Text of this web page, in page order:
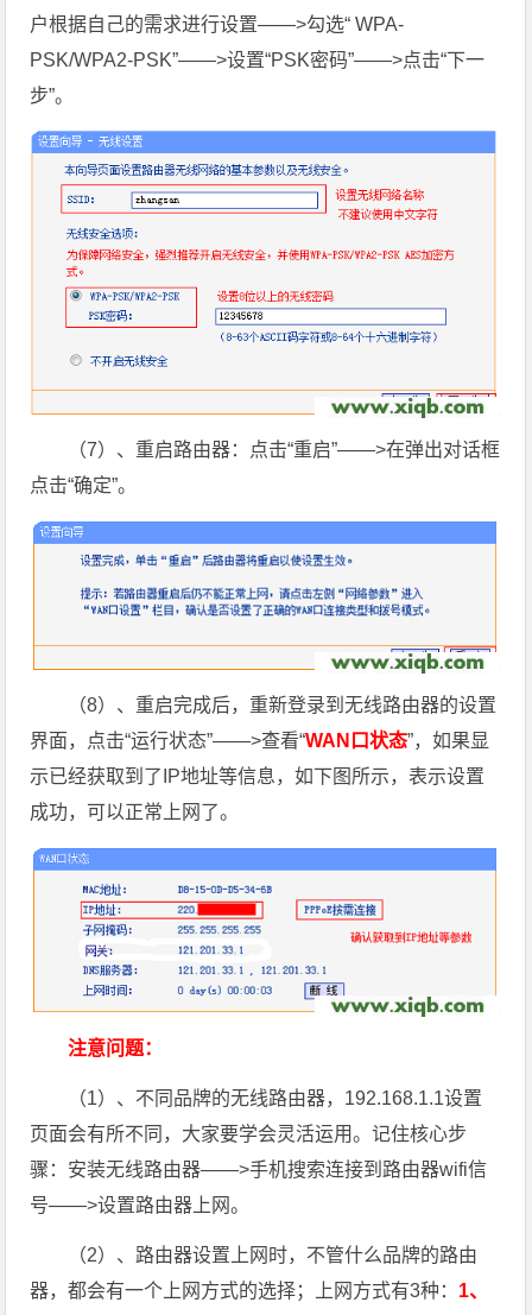
户根据自己的需求进行设置——>勾选“ WPA-
PSK/WPA2-PSK”——>设置“PSK密码”——>点击“下一
步”。
（7）、重启路由器：点击“重启”——>在弹出对话框
点击“确定”。
（8）、重启完成后，重新登录到无线路由器的设置
界面，点击“运行状态”——>查看“WAN口状态”，如果显
示已经获取到了IP地址等信息，如下图所示，表示设置
成功，可以正常上网了。
注意问题：
（1）、不同品牌的无线路由器，192.168.1.1设置
页面会有所不同，大家要学会灵活运用。记住核心步
骤：安装无线路由器——>手机搜索连接到路由器wifi信
号——>设置路由器上网。
（2）、路由器设置上网时，不管什么品牌的路由
器，都会有一个上网方式的选择；上网方式有3种： 1、